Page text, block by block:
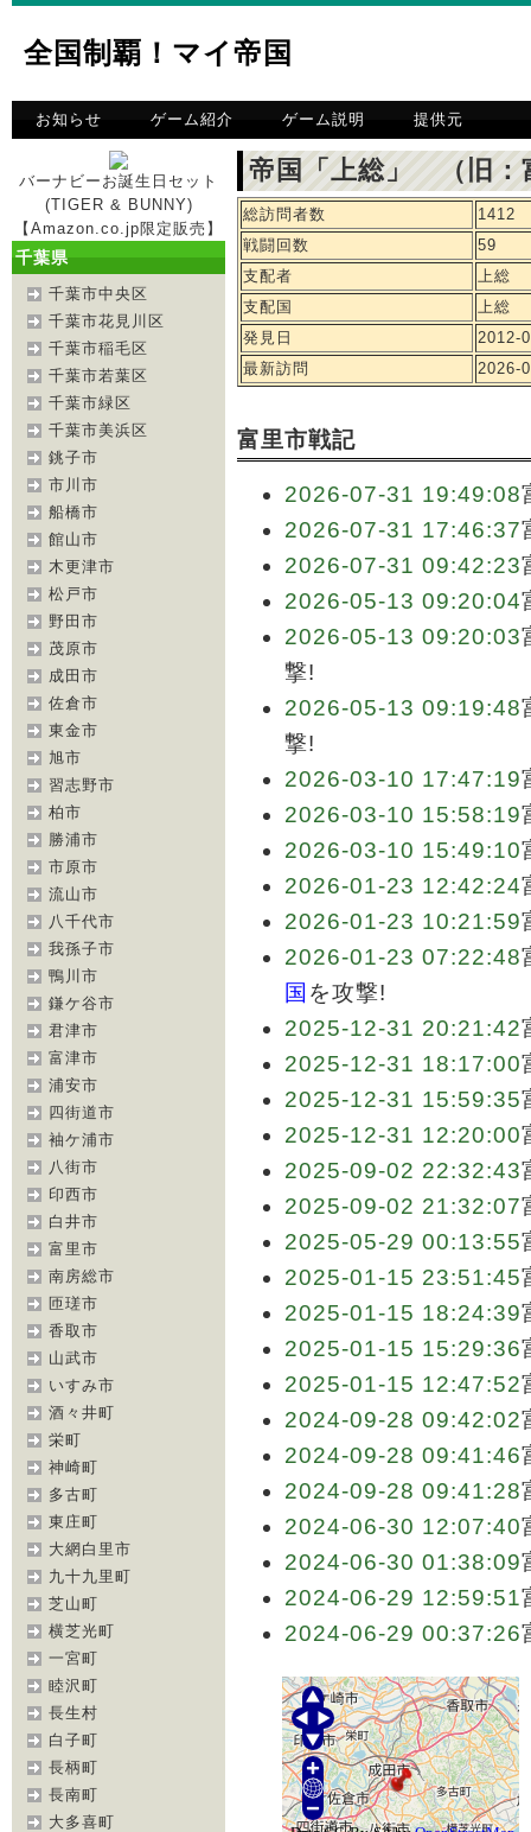
全国制覇！マイ帝国
お知らせ ゲーム紹介 ゲーム説明 提供元
バーナビーお誕生日セット
(TIGER & BUNNY)
【Amazon.co.jp限定販売】
千葉県
千葉市中央区
千葉市花見川区
千葉市稲毛区
千葉市若葉区
千葉市緑区
千葉市美浜区
銚子市
市川市
船橋市
館山市
木更津市
松戸市
野田市
茂原市
成田市
佐倉市
東金市
旭市
習志野市
柏市
勝浦市
市原市
流山市
八千代市
我孫子市
鴨川市
鎌ケ谷市
君津市
富津市
浦安市
四街道市
袖ケ浦市
八街市
印西市
白井市
富里市
南房総市
匝瑳市
香取市
山武市
いすみ市
酒々井町
栄町
神崎町
多古町
東庄町
大網白里市
九十九里町
芝山町
横芝光町
一宮町
睦沢町
長生村
白子町
長柄町
長南町
大多喜町
帝国「上総」 （旧：
総訪問者数
1412
戦闘回数
59
支配者
上総
支配国
上総
発見日
2012-
最新訪問
2026-
富里市戦記
2026-07-31 19:49:08
2026-07-31 17:46:37
2026-07-31 09:42:23
2026-05-13 09:20:04
2026-05-13 09:20:03
撃!
2026-05-13 09:19:48
撃!
2026-03-10 17:47:19
2026-03-10 15:58:19
2026-03-10 15:49:10
2026-01-23 12:42:24
2026-01-23 10:21:59
2026-01-23 07:22:48
国 を攻撃!
2025-12-31 20:21:42
2025-12-31 18:17:00
2025-12-31 15:59:35
2025-12-31 12:20:00
2025-09-02 22:32:43
2025-09-02 21:32:07
2025-05-29 00:13:55
2025-01-15 23:51:45
2025-01-15 18:24:39
2025-01-15 15:29:36
2025-01-15 12:47:52
2024-09-28 09:42:02
2024-09-28 09:41:46
2024-09-28 09:41:28
2024-06-30 12:07:40
2024-06-30 01:38:09
2024-06-29 12:59:51
2024-06-29 00:37:26